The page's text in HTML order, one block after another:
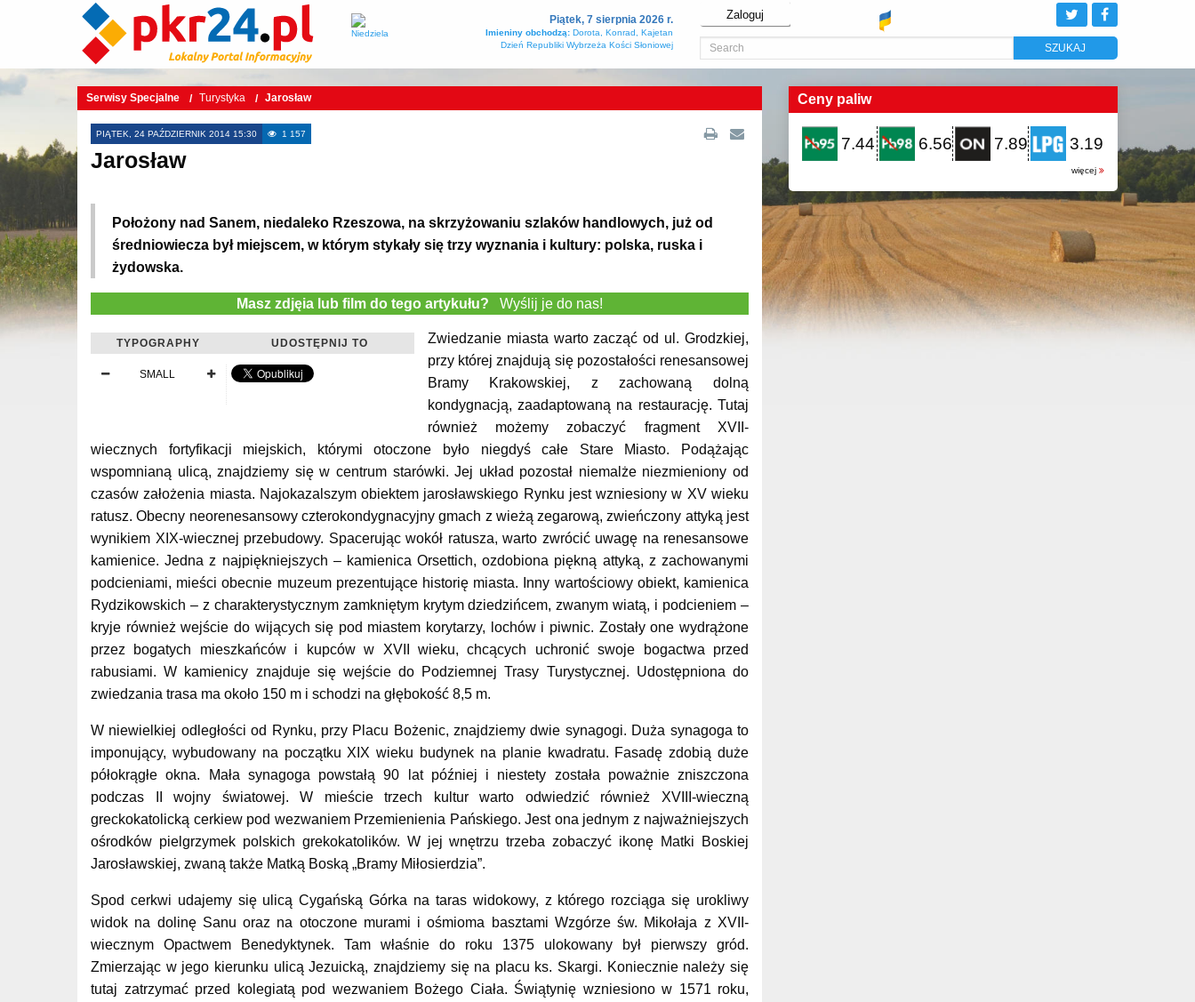
Piątek, 7 sierpnia 2026 r.
Imieniny obchodzą: Dorota, Konrad, Kajetan
Dzień Republiki Wybrzeża Kości Słoniowej
Zaloguj
Serwisy Specjalne Turystyka Jarosław
PIĄTEK, 24 PAŹDZIERNIK 2014 15:30 1 157
Jarosław
Położony nad Sanem, niedaleko Rzeszowa, na skrzyżowaniu szlaków handlowych, już od
średniowiecza był miejscem, w którym stykały się trzy wyznania i kultury: polska, ruska i
żydowska.
Masz zdjęia lub film do tego artykułu? Wyślij je do nas!
TYPOGRAPHY
SMALL
UDOSTĘPNIJ TO
Zwiedzanie miasta warto zacząć od ul. Grodzkiej,
przy której znajdują się pozostałości renesansowej
Bramy Krakowskiej, z zachowaną dolną
kondygnacją, zaadaptowaną na restaurację. Tutaj
również możemy zobaczyć fragment XVII-
wiecznych fortyfikacji miejskich, którymi otoczone było niegdyś całe Stare Miasto. Podążając
wspomnianą ulicą, znajdziemy się w centrum starówki. Jej układ pozostał niemalże niezmieniony od
czasów założenia miasta. Najokazalszym obiektem jarosławskiego Rynku jest wzniesiony w XV wieku
ratusz. Obecny neorenesansowy czterokondygnacyjny gmach z wieżą zegarową, zwieńczony attyką jest
wynikiem XIX-wiecznej przebudowy. Spacerując wokół ratusza, warto zwrócić uwagę na renesansowe
kamienice. Jedna z najpiękniejszych – kamienica Orsettich, ozdobiona piękną attyką, z zachowanymi
podcieniami, mieści obecnie muzeum prezentujące historię miasta. Inny wartościowy obiekt, kamienica
Rydzikowskich – z charakterystycznym zamkniętym krytym dziedzińcem, zwanym wiatą, i podcieniem –
kryje również wejście do wijących się pod miastem korytarzy, lochów i piwnic. Zostały one wydrążone
przez bogatych mieszkańców i kupców w XVII wieku, chcących uchronić swoje bogactwa przed
rabusiami. W kamienicy znajduje się wejście do Podziemnej Trasy Turystycznej. Udostępniona do
zwiedzania trasa ma około 150 m i schodzi na głębokość 8,5 m.
W niewielkiej odległości od Rynku, przy Placu Bożenic, znajdziemy dwie synagogi. Duża synagoga to
imponujący, wybudowany na początku XIX wieku budynek na planie kwadratu. Fasadę zdobią duże
półokrągłe okna. Mała synagoga powstałą 90 lat później i niestety została poważnie zniszczona
podczas II wojny światowej. W mieście trzech kultur warto odwiedzić również XVIII-wieczną
greckokatolicką cerkiew pod wezwaniem Przemienienia Pańskiego. Jest ona jednym z najważniejszych
ośrodków pielgrzymek polskich grekokatolików. W jej wnętrzu trzeba zobaczyć ikonę Matki Boskiej
Jarosławskiej, zwaną także Matką Boską „Bramy Miłosierdzia”.
Spod cerkwi udajemy się ulicą Cygańską Górka na taras widokowy, z którego rozciąga się urokliwy
widok na dolinę Sanu oraz na otoczone murami i ośmioma basztami Wzgórze św. Mikołaja z XVII-
wiecznym Opactwem Benedyktynek. Tam właśnie do roku 1375 ulokowany był pierwszy gród.
Zmierzając w jego kierunku ulicą Jezuicką, znajdziemy się na placu ks. Skargi. Koniecznie należy się
tutaj zatrzymać przed kolegiatą pod wezwaniem Bożego Ciała. Świątynię wzniesiono w 1571 roku,
Ceny paliw
7.44 6.56 7.89 3.19
więcej